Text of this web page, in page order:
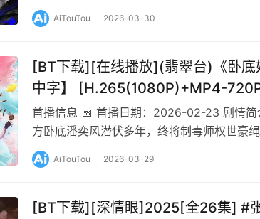
翟子路 章涛 范湉湉 …
AiTouTou 2026-03-30
[BT下载][在线播放](翡翠台)《卧
中字】 [H.265(1080P)+MP4-
首播信息 📅 首播日期：2026-02-23 剧情简
方卧底潘奕风潜伏多年，终将制毒师权世豪
向上级提出继续卧底计划，还获允…
AiTouTou 2026-03-29
[BT下载][深情眼]2025[全26集] #